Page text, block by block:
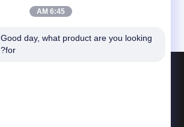
6:45 AM
Good day, what product are you looking
for?